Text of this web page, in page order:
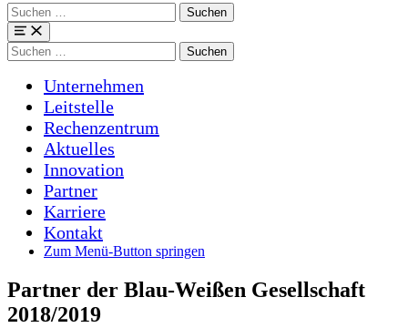
Suchen
nach:
Menü
Suchen
nach:
Unternehmen
Leitstelle
Rechenzentrum
Aktuelles
Innovation
Partner
Karriere
Kontakt
Zum Menü-Button springen
Partner der Blau-Weißen Gesellschaft
2018/2019